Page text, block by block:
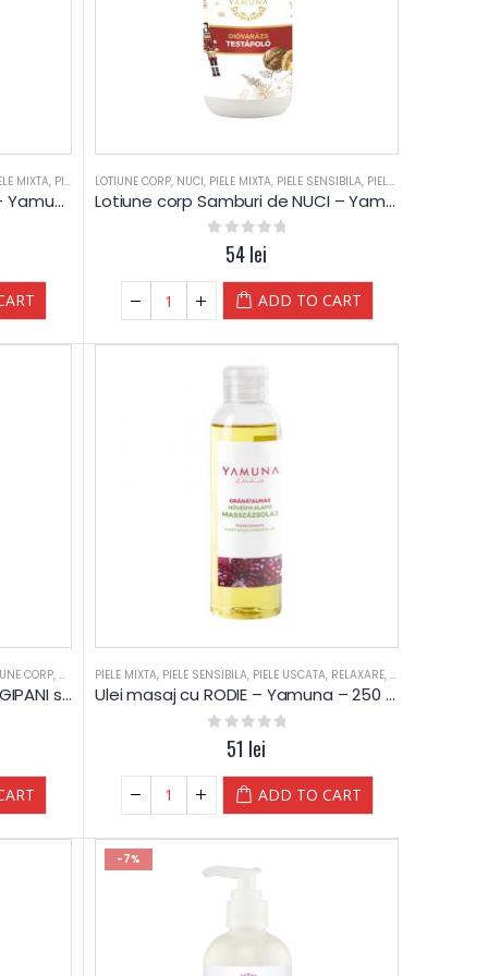
,TEN DESHIDRATAT,TEN SEBOREIC USCAT,ULEI DE PLANTE
MIXTA, PIELE SENSIBILA ,PIELE USCATA,RELAXARE ,SALOANE,TEN DESHIDRATAT
Ulei masaj cu GHIMBIR si LIME – Yamuna
LOTIUNE CORP, NUCI, PIELE MIXTA, PIELE SENSIBILA, PIELE USCATA
Lotiune corp Samburi de NUCI – Yamuna
out of 5
54lei
ADD TO CART
DAYS
CORP, PIELE MIXTA,PIELE SENSIBILA,PIELE USCATA,REDUCERI,SPA,SPA-WELLNESS
Lotiune corp hidratanta FRANGIPANI si IASOMIE – Yamuna
PIELE MIXTA, PIELE SENSIBILA, PIELE USCATA, RELAXARE, RODIE
Ulei masaj cu RODIE – Yamuna – 250 ml
out of 5
51 lei
ADD TO CART
-7%